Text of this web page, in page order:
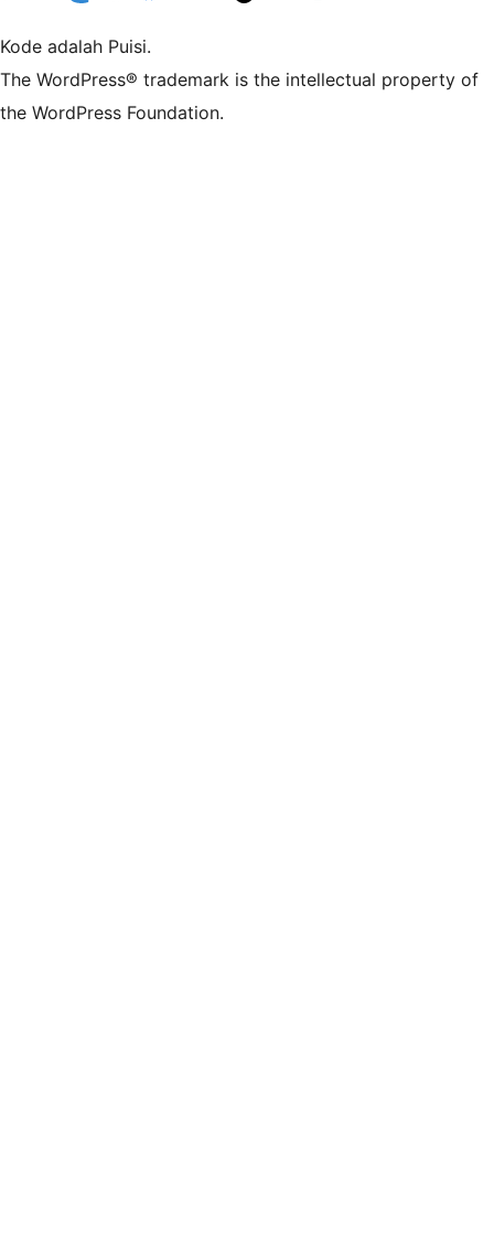
Kode adalah Puisi.
The WordPress® trademark is the intellectual property of
the WordPress Foundation.